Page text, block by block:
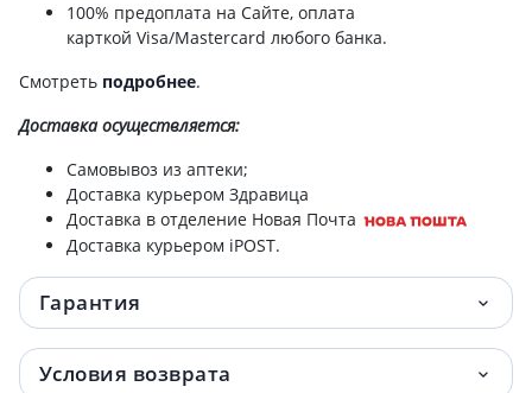
100% предоплата на Сайте, оплата
карткой Visa/Mastercard любого банка.
Смотреть подробнее.
Доставкаосуществляется:
Самовывоз из аптеки;
Доставка курьером Здравица
Доставка в отделение Новая Почта
Доставка курьером iPOST.
Гарантия
Условия возврата